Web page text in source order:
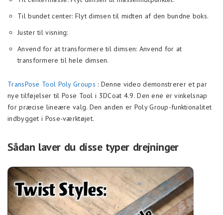
Til bundet center: Flyt dimsen til midten af den bundne boks.
Juster til visning:
Anvend for at transformere til dimsen: Anvend for at
transformere til hele dimsen.
TransPose Tool Poly Groups : Denne video demonstrerer et par
nye tilføjelser til Pose Tool i 3DCoat 4.9. Den ene er vinkelsnap
for præcise lineære valg. Den anden er Poly Group-funktionalitet
indbygget i Pose-værktøjet.
Sådan laver du disse typer drejninger